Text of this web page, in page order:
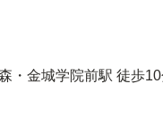
・金城学院前駅 徒歩